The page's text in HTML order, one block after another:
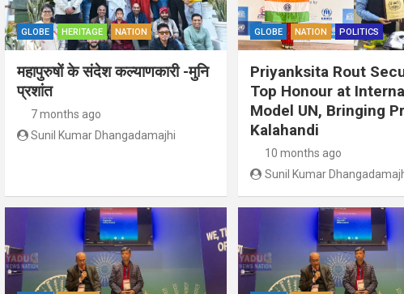
GLOBE HERITAGE NATION
महापुरुषों के संदेश कल्याणकारी -मुनि
प्रशांत
7 months ago
Sunil Kumar Dhangadamajhi
GLOBE NATION POLITICS
Priyanksita Rout
Top Honour at
Model UN, Bringing
Kalahandi
10 months ago
Sunil Kumar